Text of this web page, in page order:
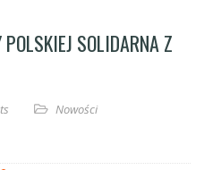
SOLIDARNA Z
Nowości